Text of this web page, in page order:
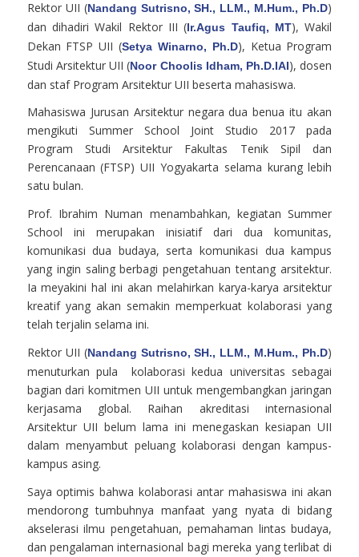
Rektor UII (Nandang Sutrisno, SH., LLM., M.Hum., Ph.D)
dan dihadiri Wakil Rektor III (Ir.Agus Taufiq, MT), Wakil
Dekan FTSP UII (Setya Winarno, Ph.D), Ketua Program
Studi Arsitektur UII (Noor Choolis Idham, Ph.D.IAI), dosen
dan staf Program Arsitektur UII beserta mahasiswa.
Mahasiswa Jurusan Arsitektur negara dua benua itu akan
mengikuti Summer School Joint Studio 2017 pada
Program Studi Arsitektur Fakultas Tenik Sipil dan
Perencanaan (FTSP) UII Yogyakarta selama kurang lebih
satu bulan.
Prof. Ibrahim Numan menambahkan, kegiatan Summer
School ini merupakan inisiatif dari dua komunitas,
komunikasi dua budaya, serta komunikasi dua kampus
yang ingin saling berbagi pengetahuan tentang arsitektur.
Ia meyakini hal ini akan melahirkan karya-karya arsitektur
kreatif yang akan semakin memperkuat kolaborasi yang
telah terjalin selama ini.
Rektor UII (Nandang Sutrisno, SH., LLM., M.Hum., Ph.D)
menuturkan pula kolaborasi kedua universitas sebagai
bagian dari komitmen UII untuk mengembangkan jaringan
kerjasama global. Raihan akreditasi internasional
Arsitektur UII belum lama ini menegaskan kesiapan UII
dalam menyambut peluang kolaborasi dengan kampus-
kampus asing.
Saya optimis bahwa kolaborasi antar mahasiswa ini akan
mendorong tumbuhnya manfaat yang nyata di bidang
akselerasi ilmu pengetahuan, pemahaman lintas budaya,
dan pengalaman internasional bagi mereka yang terlibat di